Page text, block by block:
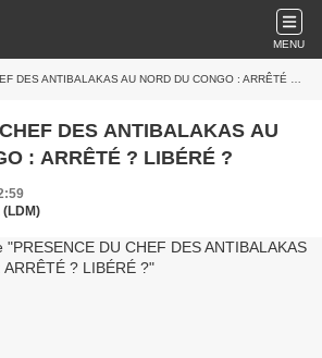
MENU
ANTIBALAKAS AU NORD DU CONGO : ARRÊTÉ ? LIBÉRÉ ?
DES ANTIBALAKAS AU
: ARRÊTÉ ? LIBÉRÉ ?
(LDM)